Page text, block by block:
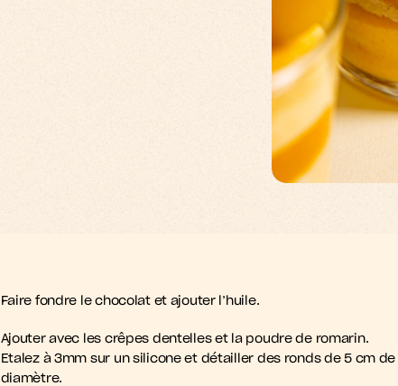
Faire fondre le chocolat et ajouter l’huile.
Ajouter avec les crêpes dentelles et la poudre de romarin.
Etalez à 3mm sur un silicone et détailler des ronds de 5 cm de
diamètre.